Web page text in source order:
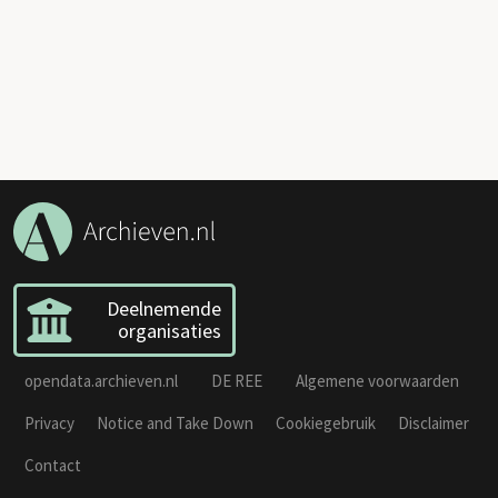
Deelnemende
organisaties
opendata.archieven.nl DE REE
Algemene voorwaarden
Privacy
Notice and Take Down Cookiegebruik
Disclaimer
Contact